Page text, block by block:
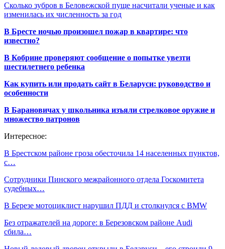
Сколько зубров в Беловежской пуще насчитали ученые и как
изменилась их численность за год
В Бресте ночью произошел пожар в квартире: что
известно?
В Кобрине проверяют сообщение о попытке увезти
шестилетнего ребенка
Как купить или продать сайт в Беларуси: руководство и
особенности
В Барановичах у школьника изъяли стрелковое оружие и
множество патронов
Интересное:
В Брестском районе гроза обесточила 14 населенных пунктов,
с…
Сотрудники Пинского межрайонного отдела Госкомитета
судебных…
В Березе мотоциклист нарушил ПДД и столкнулся с BMW
Без отражателей на дороге: в Березовском районе Audi
сбила…